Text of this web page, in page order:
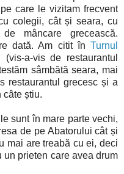
care le vizitam frecvent
colegii, cât și seara, cu
mâncare grecească.
dată. Am citit în Turnul
a-vis de restaurantul
sâmbătă seara, mai
restaurantul grecesc și a
câte știu.
sunt în mare parte vechi,
de pe Abatorului cât și
mai are treabă cu ei, deci
un prieten care avea drum